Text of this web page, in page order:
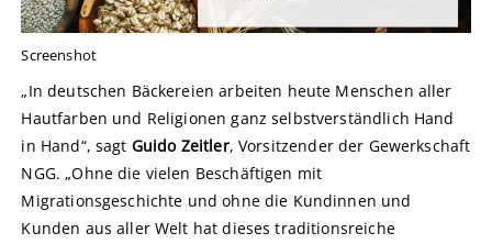
Screenshot
„In deutschen Bäckereien arbeiten heute Menschen aller
Hautfarben und Religionen ganz selbstverständlich Hand
in Hand“, sagt Guido Zeitler, Vorsitzender der Gewerkschaft
NGG. „Ohne die vielen Beschäftigen mit
Migrationsgeschichte und ohne die Kundinnen und
Kunden aus aller Welt hat dieses traditionsreiche